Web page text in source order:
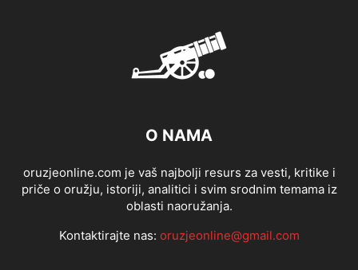
O NAMA
oruzjeonline.com je vaš najbolji resurs za vesti, kritike i
priče o oružju, istoriji, analitici i svim srodnim temama iz
oblasti naoružanja.
Kontaktirajte nas: oruzjeonline@gmail.com